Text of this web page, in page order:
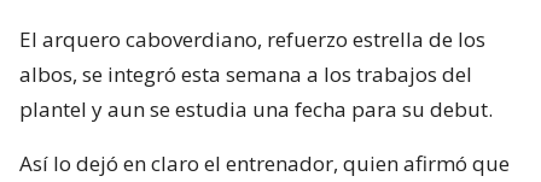
El arquero caboverdiano, refuerzo estrella de los
albos, se integró esta semana a los trabajos del
plantel y aun se estudia una fecha para su debut.
Así lo dejó en claro el entrenador, quien afirmó que